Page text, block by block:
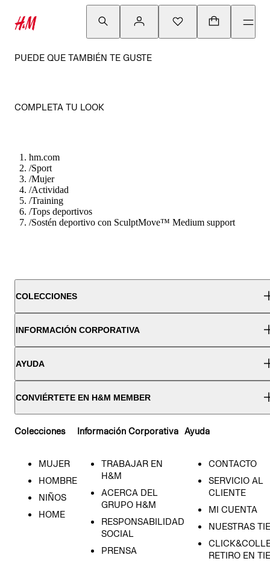
PUEDE QUE TAMBIÉN TE GUSTE
COMPLETA TU LOOK
hm.com
/Sport
/Mujer
/Actividad
/Training
/Tops deportivos
/Sostén deportivo con SculptMove™ Medium support
COLECCIONES
INFORMACIÓN CORPORATIVA
AYUDA
CONVIÉRTETE EN H&M MEMBER
Colecciones
MUJER
HOMBRE
NIÑOS
HOME
Información Corporativa
TRABAJAR EN
H&M
ACERCA DEL
GRUPO H&M
RESPONSABILIDAD
SOCIAL
PRENSA
Ayuda
CONTACTO
SERVICIO AL
CLIENTE
MI CUENTA
NUESTRAS
RETIRO EN